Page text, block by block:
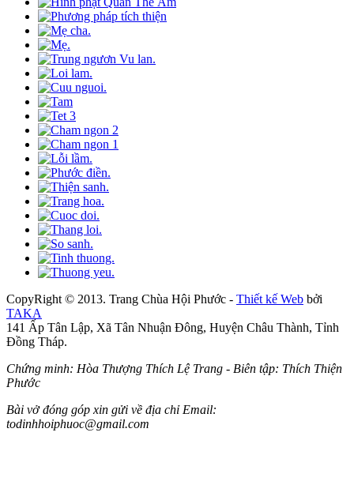
CopyRight © 2013. Trang Chùa Hội Phước - Thiết kế Web bởi
TAKA
141 Ấp Tân Lập, Xã Tân Nhuận Đông, Huyện Châu Thành, Tỉnh
Đồng Tháp.
Chứng minh: Hòa Thượng Thích Lệ Trang - Biên tập: Thích Thiện
Phước
Bài vở đóng góp xin gửi về địa chỉ Email:
todinhhoiphuoc@gmail.com